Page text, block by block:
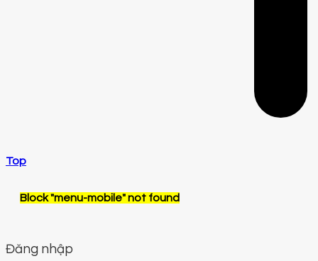
Top
Block"menu-mobile"not found
Đăng nhập